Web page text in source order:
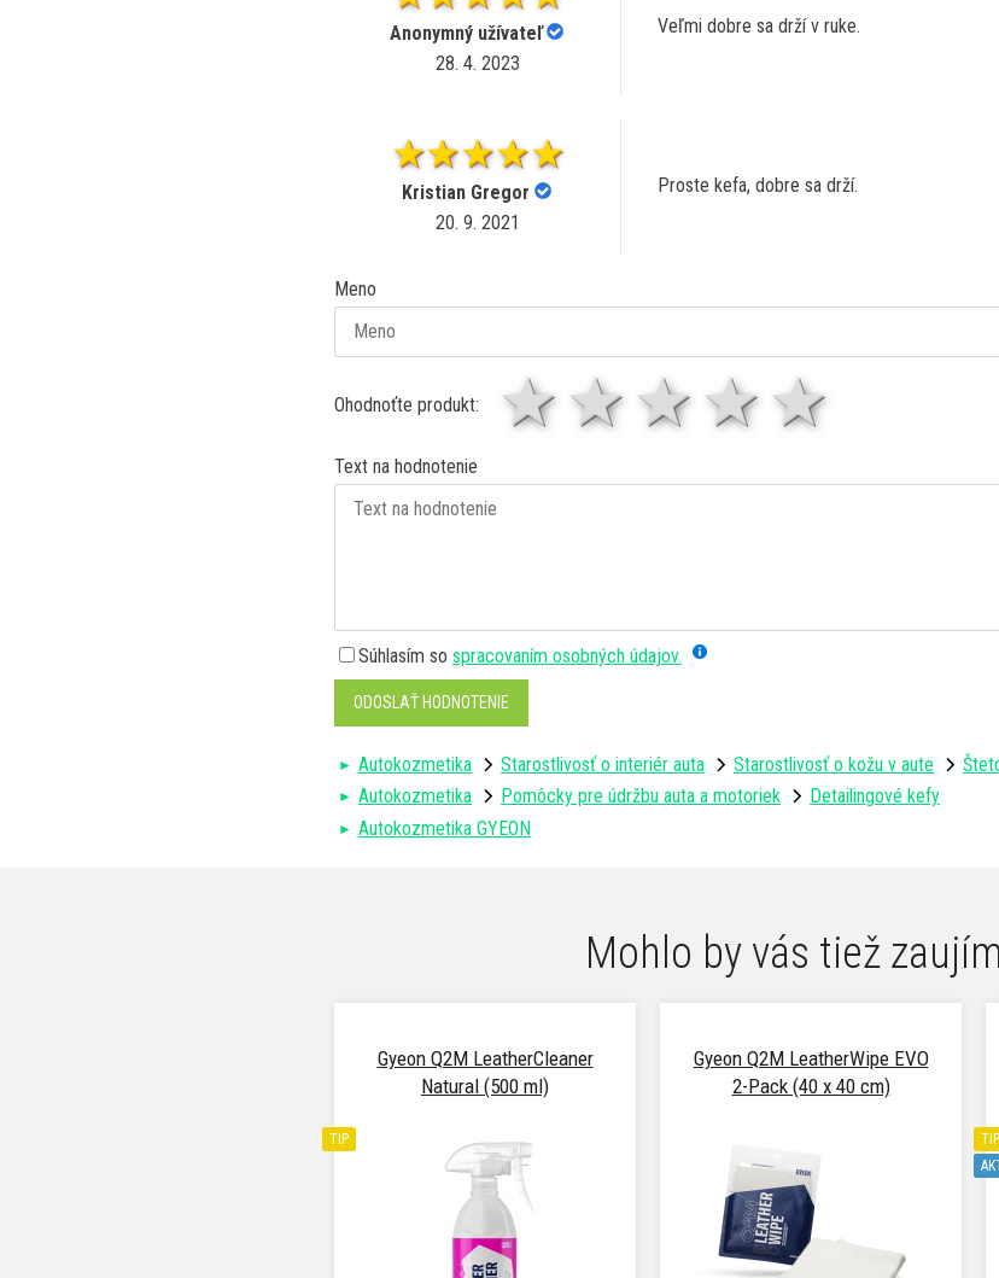
Anonymný užívateľ
28. 4. 2023
Veľmi dobre sa drží v ruke.
Kristian Gregor
20. 9. 2021
Proste kefa, dobre sa drží.
Meno
Ohodnoťte produkt: 4 hviezdy
3 hviezdy
2 hviezdy
1 hviezda
Text na hodnotenie
Súhlasím so spracovaním osobných údajov.
ODOSLAŤ HODNOTENIE
Autokozmetika Starostlivosť o interiér auta Starostlivosť o kožu v aute
Autokozmetika
Pomôcky pre údržbu auta a motoriek
Detailingové kefy
Autokozmetika GYEON
Mohlo by vás tiež
Gyeon Q2M LeatherCleaner
Natural (500 ml)
TIP
Gyeon Q2M LeatherWipe EVO
2-Pack (40 x 40 cm)
TIP